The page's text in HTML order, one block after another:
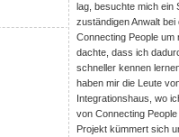
lag, besuchte mich ein
zuständigen Anwalt
Connecting People
dachte, dass ich
schneller kennen
haben mir die Leute
Integrationshaus, wo
von Connecting
Projekt kümmert sich